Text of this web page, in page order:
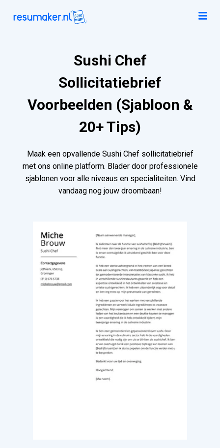
Sushi Chef
Sollicitatiebrief
Voorbeelden (Sjabloon &
20+ Tips)
Maak een opvallende Sushi Chef sollicitatiebrief
met ons online platform. Blader door professionele
sjablonen voor alle niveaus en specialiteiten. Vind
vandaag nog jouw droombaan!